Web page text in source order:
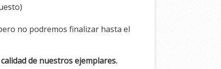
no podremos finalizar hasta el
de nuestros ejemplares.